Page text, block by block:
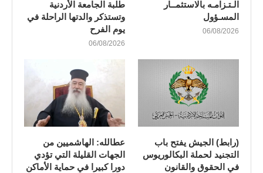
الـتـزامـه بالاستثمــار
المسـؤول
06/08/2026
طلبة الجامعة الأردنية
وتستذكر والدتها الراحلة في
يوم الفرح
06/08/2026
(رابط) الجيش يفتح باب
التجنيد لحملة البكالوريوس
في الحقوق والقانون
عطالله: الهاشميين من
الجهات القليلة التي تؤدي
دورا كبيرا في حماية الأماكن